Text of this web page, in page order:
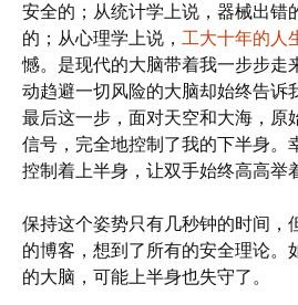
安全的；从统计学上说，器械出错
的；从心理学上说， 工大十年的人
憾。是现代的大脑带着我一步步走
动趋避一切风险的大脑却始终告诉
最后这一步，面对天空和大海，原
信号，完全地控制了我的下半身。
控制着上半身，让双手始终高高举
保持这个姿势只有几秒钟的时间，
的博客，想到了所有的安全理论。
的大脑，可能上半身也失守了。